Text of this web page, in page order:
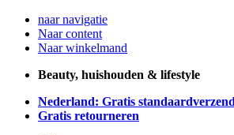
naar navigatie
Naar content
Naar winkelmand
Beauty, huishouden & lifestyle
Nederland: Gratis
Gratis retourneren